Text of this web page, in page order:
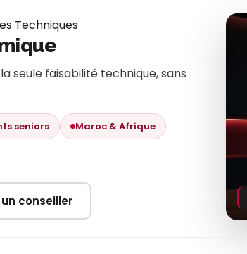
Techniques
seule faisabilité technique, sans
seniors
Maroc & Afrique
conseiller